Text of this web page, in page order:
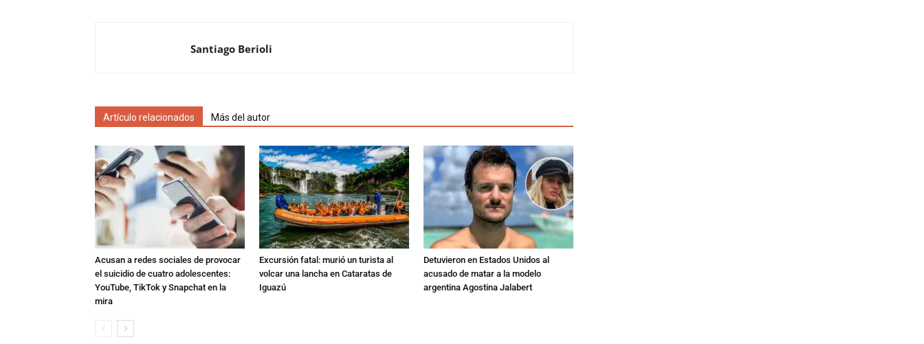
Santiago Berioli
Artículo relacionados Más del autor
Acusan a redes sociales de provocar
el suicidio de cuatro adolescentes:
YouTube, TikTok y Snapchat en la
mira
Excursión fatal: murió un turista al
volcar una lancha en Cataratas de
Iguazú
Detuvieron en Estados Unidos al
acusado de matar a la modelo
argentina Agostina Jalabert